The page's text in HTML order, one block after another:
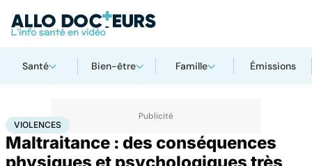
Santé Bien-être Famille Émissions
AccueilSanté Violences
VIOLENCES
Maltraitance : des conséquences